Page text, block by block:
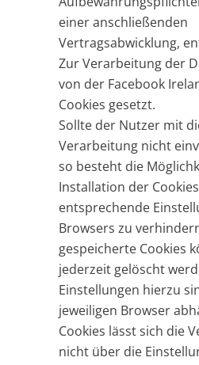
einer anschließenden
Vertragsabwicklung,
Zur Verarbeitung der
von der Facebook
Cookies gesetzt.
Sollte der Nutzer mit
Verarbeitung nicht
so besteht die
Installation der
entsprechende
Browsers zu
gespeicherte Cookies
jederzeit gelöscht
Einstellungen hierzu
jeweiligen Browser
Cookies lässt sich die
nicht über die